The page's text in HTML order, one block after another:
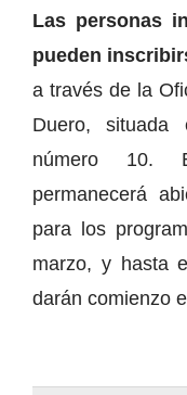
Las personas
pueden
a través de la
Duero,
número 10.
permanecerá
para los
marzo, y hasta
darán comienzo